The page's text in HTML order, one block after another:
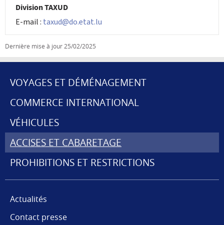
Division TAXUD
E-mail : taxud@do.etat.lu
Dernière mise à jour 25/02/2025
MENU
DE
NAVIGATION
VOYAGES ET DÉMÉNAGEMENT
COMMERCE INTERNATIONAL
VÉHICULES
ACCISES ET CABARETAGE
PROHIBITIONS ET RESTRICTIONS
Actualités
Contact presse